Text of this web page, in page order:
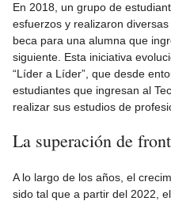
En 2018, un grupo de
esfuerzos y realizaron
beca para una alumna que
siguiente. Esta iniciativa
“Líder a Líder”, que desde
estudiantes que ingresan al
realizar sus estudios de
La superación de
A lo largo de los años, el
sido tal que a partir del 2022,